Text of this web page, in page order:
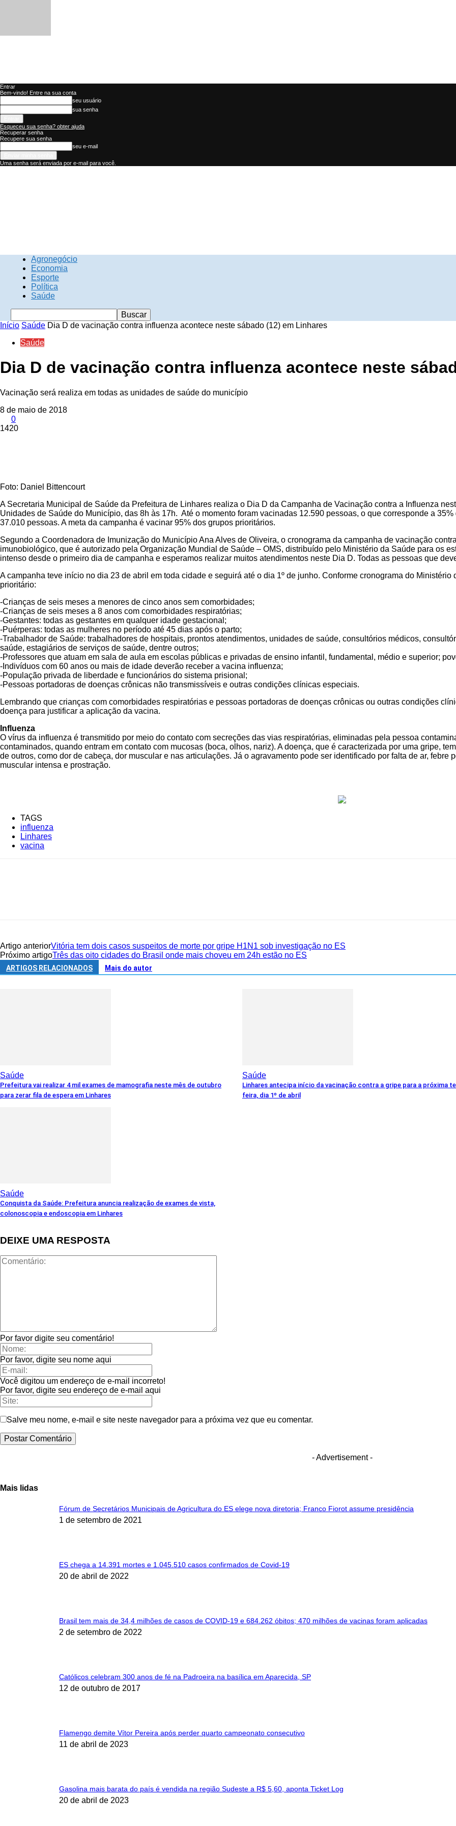
Entrar
Bem-vindo! Entre na sua conta
seu usuário
sua senha
Esqueceu sua senha? obter ajuda
Recuperar senha
Recupere sua senha
seu e-mail
Uma senha será enviada por e-mail para você.
Agronegócio
Economia
Esporte
Política
Saúde
Início Saúde Dia D de vacinação contra influenza acontece neste sábado (12) em Linhares
Saúde
Dia D de vacinação contra influenza acontece neste
Vacinação será realiza em todas as unidades de saúde do município
8 de maio de 2018
0
1420
Foto: Daniel Bittencourt
A Secretaria Municipal de Saúde da Prefeitura de Linhares realiza o Dia D da Campanha de Vacinação contra a Influenza
Unidades de Saúde do Município, das 8h às 17h. Até o momento foram vacinadas 12.590 pessoas, o que corresponde a
37.010 pessoas. A meta da campanha é vacinar 95% dos grupos prioritários.
Segundo a Coordenadora de Imunização do Município Ana Alves de Oliveira, o cronograma da campanha de vacinação
imunobiológico, que é autorizado pela Organização Mundial de Saúde – OMS, distribuído pelo Ministério da Saúde para os
intenso desde o primeiro dia de campanha e esperamos realizar muitos atendimentos neste Dia D. Todas as pessoas que
A campanha teve início no dia 23 de abril em toda cidade e seguirá até o dia 1º de junho. Conforme cronograma do
prioritário:
-Crianças de seis meses a menores de cinco anos sem comorbidades;
-Crianças de seis meses a 8 anos com comorbidades respiratórias;
-Gestantes: todas as gestantes em qualquer idade gestacional;
-Puérperas: todas as mulheres no período até 45 dias após o parto;
-Trabalhador de Saúde: trabalhadores de hospitais, prontos atendimentos, unidades de saúde, consultórios médicos,
saúde, estagiários de serviços de saúde, dentre outros;
-Professores que atuam em sala de aula em escolas públicas e privadas de ensino infantil, fundamental, médio e superior;
-Indivíduos com 60 anos ou mais de idade deverão receber a vacina influenza;
-População privada de liberdade e funcionários do sistema prisional;
-Pessoas portadoras de doenças crônicas não transmissíveis e outras condições clínicas especiais.
Lembrando que crianças com comorbidades respiratórias e pessoas portadoras de doenças crônicas ou outras condições
doença para justificar a aplicação da vacina.
Influenza
O vírus da influenza é transmitido por meio do contato com secreções das vias respiratórias, eliminadas pela pessoa
contaminados, quando entram em contato com mucosas (boca, olhos, nariz). A doença, que é caracterizada por uma gripe,
de outros, como dor de cabeça, dor muscular e nas articulações. Já o agravamento pode ser identificado por falta de ar,
muscular intensa e prostração.
TAGS
influenza
Linhares
vacina
Artigo anteriorVitória tem dois casos suspeitos de morte por gripe H1N1 sob investigação no ES
Próximo artigoTrês das oito cidades do Brasil onde mais choveu em 24h estão no ES
ARTIGOS RELACIONADOS Mais do autor
Saúde
Prefeitura vai realizar 4 mil exames de mamografia neste mês de outubro
para zerar fila de espera em Linhares
Saúde
Linhares antecipa início da vacinação contra a gripe para a próxima
feira, dia 1º de abril
Saúde
Conquista da Saúde: Prefeitura anuncia realização de exames de vista,
colonoscopia e endoscopia em Linhares
DEIXE UMA RESPOSTA
Por favor digite seu comentário!
Por favor, digite seu nome aqui
Você digitou um endereço de e-mail incorreto!
Por favor, digite seu endereço de e-mail aqui
Salve meu nome, e-mail e site neste navegador para a próxima vez que eu comentar.
- Advertisement -
Mais lidas
Fórum de Secretários Municipais de Agricultura do ES elege nova diretoria; Franco Fiorot assume presidência
1 de setembro de 2021
ES chega a 14.391 mortes e 1.045.510 casos confirmados de Covid-19
20 de abril de 2022
Brasil tem mais de 34,4 milhões de casos de COVID-19 e 684.262 óbitos; 470 milhões de vacinas foram aplicadas
2 de setembro de 2022
Católicos celebram 300 anos de fé na Padroeira na basílica em Aparecida, SP
12 de outubro de 2017
Flamengo demite Vítor Pereira após perder quarto campeonato consecutivo
11 de abril de 2023
Gasolina mais barata do país é vendida na região Sudeste a R$ 5,60, aponta Ticket Log
20 de abril de 2023